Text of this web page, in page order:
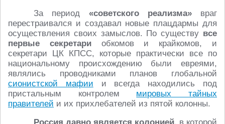
За период «советского реализма»враг
перестраивался и создавал новые плацдармы для
осуществления своих замыслов. По существу все
первые секретариобкомов и крайкомов, и
секретари ЦК КПСС, которые практически все по
национальному происхождению были евреями,
являлись проводниками планов глобальной
сионистской мафии и всегда находились под
пристальным контролем мировых тайных
правителей и их прихлебателей из пятой колонны.